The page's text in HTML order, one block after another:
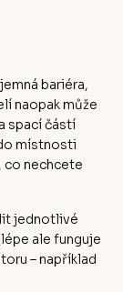
bariéra,
naopak může
spací částí
místnosti
co nechcete
jednotlivé
ale funguje
– například